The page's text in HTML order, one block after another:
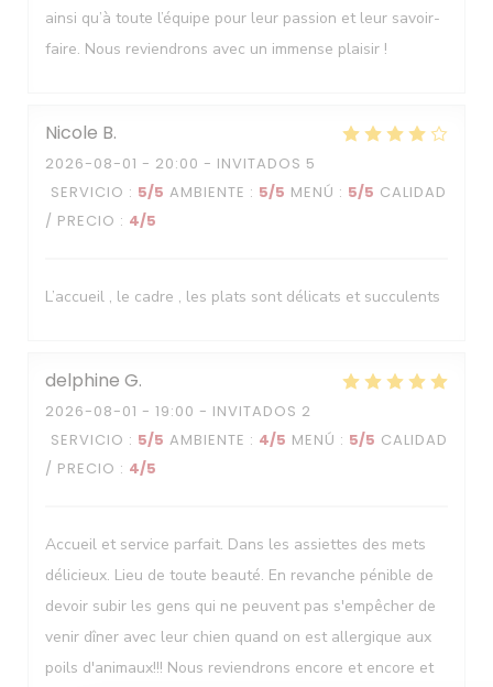
ainsi qu’à toute l’équipe pour leur passion et leur savoir-
faire. Nous reviendrons avec un immense plaisir !
Nicole B
2026-08-01 - 20:00 - INVITADOS 5
SERVICIO : 5/5 AMBIENTE : 5/5 MENÚ : 5/5 CALIDAD
/ PRECIO : 4/5
L’accueil , le cadre , les plats sont délicats et succulents
delphine G
2026-08-01 - 19:00 - INVITADOS 2
SERVICIO : 5/5 AMBIENTE : 4/5 MENÚ : 5/5 CALIDAD
/ PRECIO : 4/5
Accueil et service parfait. Dans les assiettes des mets
délicieux. Lieu de toute beauté. En revanche pénible de
devoir subir les gens qui ne peuvent pas s'empêcher de
venir dîner avec leur chien quand on est allergique aux
poils d'animaux!!! Nous reviendrons encore et encore et